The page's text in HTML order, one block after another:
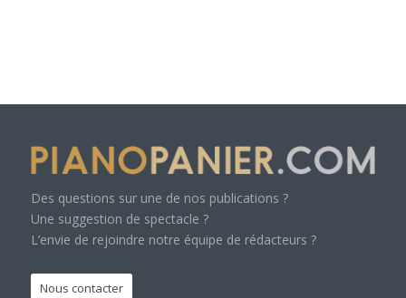
Des questions sur une de nos publications ?
Une suggestion de spectacle ?
L’envie de rejoindre notre équipe de rédacteurs ?
Nous contacter